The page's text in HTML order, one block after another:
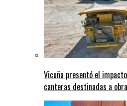
Vicuña presentó el
canteras destinadas a